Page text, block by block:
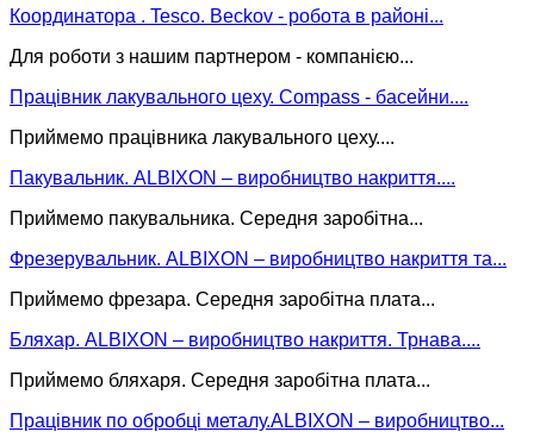
Координатора . Tesco. Beckov - робота в районі...
Для роботи з нашим партнером - компанією...
Працівник лакувального цеху. Compass - басейни....
Приймемо працівника лакувального цеху....
Пакувальник. ALBIXON – виробництво накриття....
Приймемо пакувальника. Середня заробітна...
Фрезерувальник. ALBIXON – виробництво накриття та...
Приймемо фрезара. Середня заробітна плата...
Бляхар. ALBIXON – виробництво накриття. Трнава....
Приймемо бляхаря. Середня заробітна плата...
Працівник по обробці металу.ALBIXON – виробництво...